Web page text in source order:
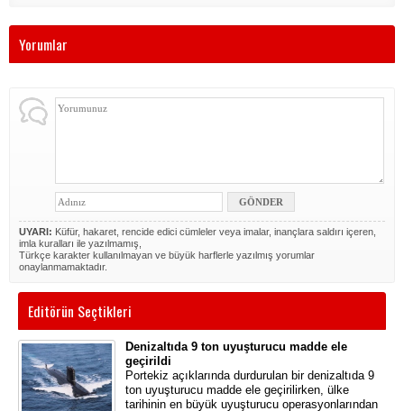
Yorumlar
UYARI: Küfür, hakaret, rencide edici cümleler veya imalar, inançlara saldırı içeren,
imla kuralları ile yazılmamış,
Türkçe karakter kullanılmayan ve büyük harflerle yazılmış yorumlar
onaylanmamaktadır.
Editörün Seçtikleri
Denizaltıda 9 ton uyuşturucu madde ele
geçirildi
Portekiz açıklarında durdurulan bir denizaltıda 9
ton uyuşturucu madde ele geçirilirken, ülke
tarihinin en büyük uyuşturucu operasyonlarından